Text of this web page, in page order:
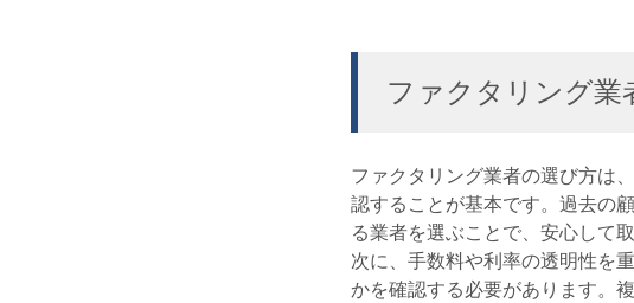
ファクタリング業
ファクタリング業者の選び方は
認することが基本です。過去の
る業者を選ぶことで、安心して
次に、手数料や利率の透明性を
かを確認する必要があります。